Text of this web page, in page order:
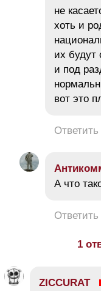
не
хоть и
их будут
и под
вот это
Ответить
А что
Ответить
1
ZICCURAT